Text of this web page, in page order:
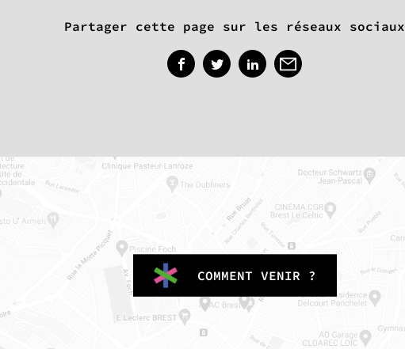
Partager cette page sur les réseaux sociaux
COMMENT VENIR ?